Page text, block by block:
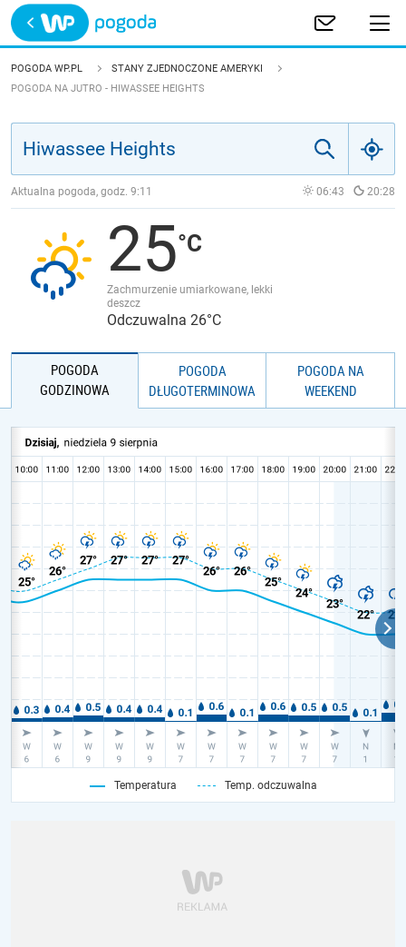
Trwa ładowanie
POLSKA
JAKOŚĆ POWIETRZA
POGODA WP.PL
STANY ZJEDNOCZONE AMERYKI
POGODA NA JUTRO - HIWASSEE HEIGHTS
Aktualna pogoda, godz. 9:11 06:43 20:28
25
Zachmurzenie umiarkowane, lekki
deszcz
Odczuwalna 26°C
POGODA
GODZINOWA
POGODA
DŁUGOTERMINOWA
POGODA NA
WEEKEND
Temperatura Temp. odczuwalna